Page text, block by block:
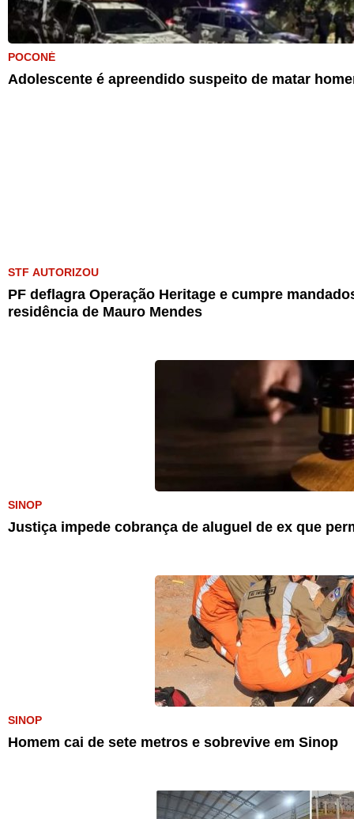
POCONÉ
Adolescente é apreendido suspeito de matar
STF AUTORIZOU
PF deflagra Operação Heritage e cumpre
residência de Mauro Mendes
SINOP
Justiça impede cobrança de aluguel de ex que
SINOP
Homem cai de sete metros e sobrevive em Sinop